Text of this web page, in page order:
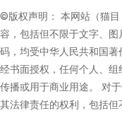
©版权声明： 本网站（猫
容，包括但不限于文字、
码，均受中华人民共和国
经书面授权，任何个人、组
传播或用于商业用途。 对
其法律责任的权利，包括但